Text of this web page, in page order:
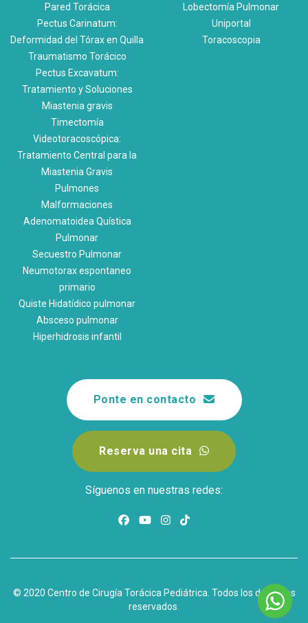
Pared Torácica
Pectus Carinatum:
Deformidad del Tórax en Quilla
Traumatismo Torácico
Pectus Excavatum:
Tratamiento y Soluciones
Miastenia gravis
Timectomía
Videotoracoscópica:
Tratamiento Central para la
Miastenia Gravis
Pulmones
Malformaciones
Adenomatoidea Quística
Pulmonar
Secuestro Pulmonar
Neumotorax espontaneo
primario
Quiste Hidatídico pulmonar
Absceso pulmonar
Hiperhidrosis infantil
Lobectomía Pulmonar
Uniportal
Toracoscopia
Ponte en contacto
Reserva una cita
Síguenos en nuestras redes:
© 2020 Centro de Cirugía Torácica Pediátrica. Todos los derechos
reservados.